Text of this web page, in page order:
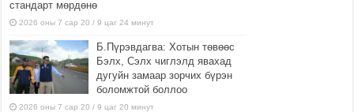
стандарт мөрдөнө
2026 оны 7 сар 20 / 9 цаг 24 минут
Б.Пүрэвдагва: Хотын төвөөс
Бэлх, Сэлх чиглэлд явахад
дугуйн замаар зорчих бүрэн
боломжтой боллоо
2026 оны 7 сар 20 / 9 цаг 20 минут